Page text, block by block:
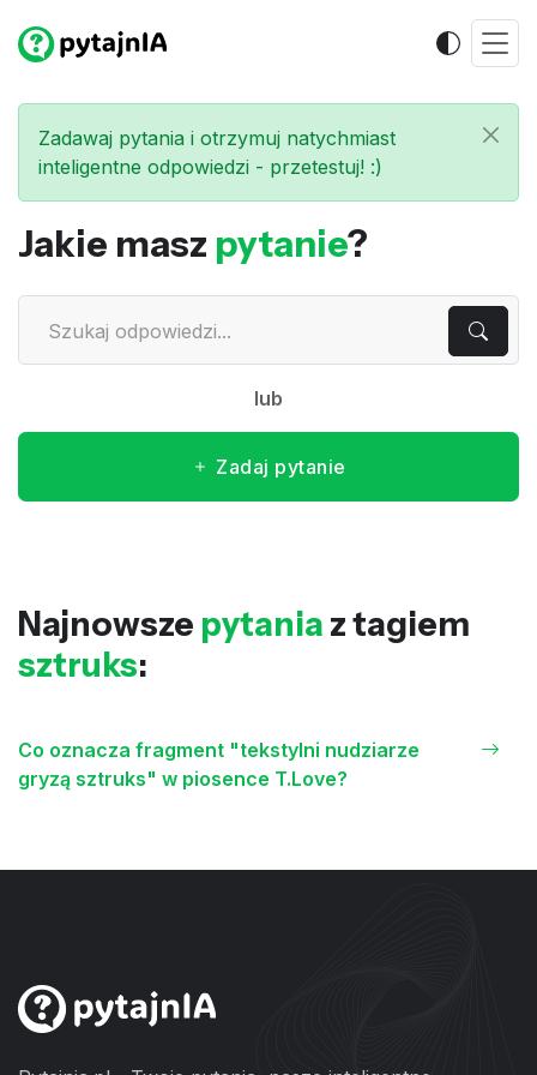
Zadawaj pytania i otrzymuj natychmiast
inteligentne odpowiedzi - przetestuj! :)
Jakie masz pytanie?
lub
Zadaj pytanie
Najnowsze pytania z tagiem
sztruks:
Co oznacza fragment "tekstylni nudziarze
gryzą sztruks" w piosence T.Love?